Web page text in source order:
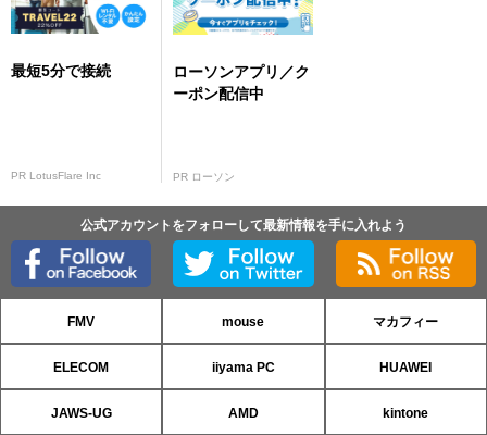
最短5分で接続
PR LotusFlare Inc
ローソンアプリ／ク
ーポン配信中
PR ローソン
公式アカウントをフォローして最新情報を手に入れよう
FMV mouse マカフィー
ELECOM iiyama PC HUAWEI
JAWS-UG AMD kintone